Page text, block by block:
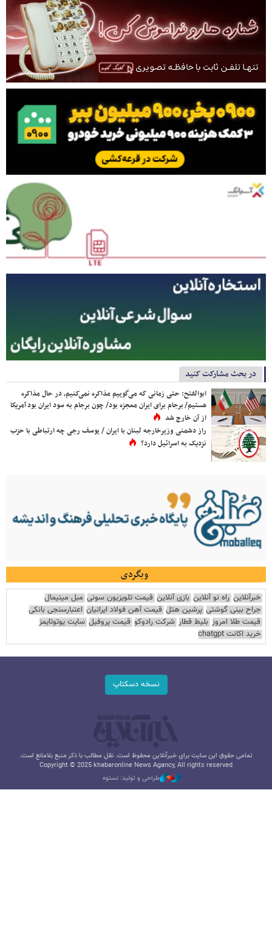
در بحث مشارکت کنید
ابوالفتح: حتی زمانی که می‌گوییم مذاکره نمی‌کنیم، در حال مذاکره
هستیم/ برجام برای ایران معجزه بود/ چون برجام به سود ایران بود آمریکا
از آن خارج شد
راز دشمنی وزیرخارجه لبنان با ایران / یوسف رجی چه ارتباطی با حزب
نزدیک به اسرائیل دارد؟
وبگردی
خبرآنلاین راه نو آنلاین بازی آنلاین قیمت تلویزیون سونی مبل مینیمال
جراح بینی گوشتی پرشین هتل قیمت آهن فولاد ایرانیان اعتبارسنجی بانکی
قیمت طلا امروز بلیط قطار شرکت رادوکو قیمت پروفیل سایت یوتوتایمز
خرید اکانت chatgpt
نسخه دسکتاپ
تمامی حقوق این سایت برای خبرآنلاین محفوظ است. نقل مطالب با ذکر منبع بلامانع است.
Copyright © 2025 khabaronline News Agancy, All rights reserved
طراحی و تولید: نستوه